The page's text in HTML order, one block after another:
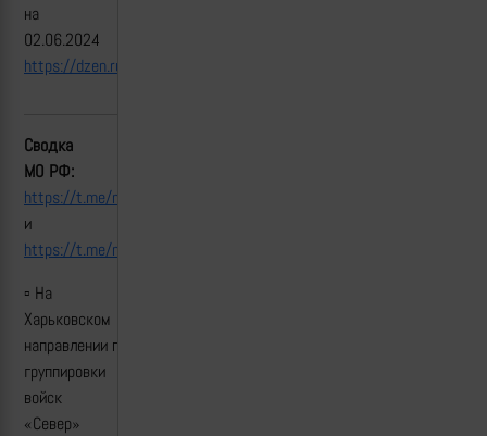
на
02.06.2024
https://dzen.ru/a/Zl3oMDHk7iFvFlwP
Сводка
МО РФ:
https://t.me/mod_russia/39367
и
https://t.me/mod_russia/39368
▫️ На
Харьковском
направлении подразделения
группировки
войск
«Север»